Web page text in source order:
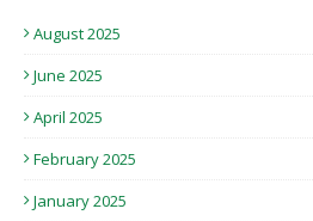
August 2025
June 2025
April 2025
February 2025
January 2025